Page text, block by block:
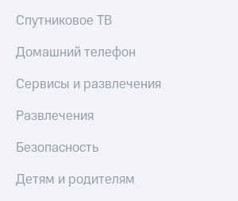
и получайте
Платежи
переводы
Пополнить
номер
МТС
автоплатежа
покупке
МТС
Спутниковое ТВ
Домашний телефон
Сервисы и развлечения
Развлечения
Безопасность
Детям и родителям